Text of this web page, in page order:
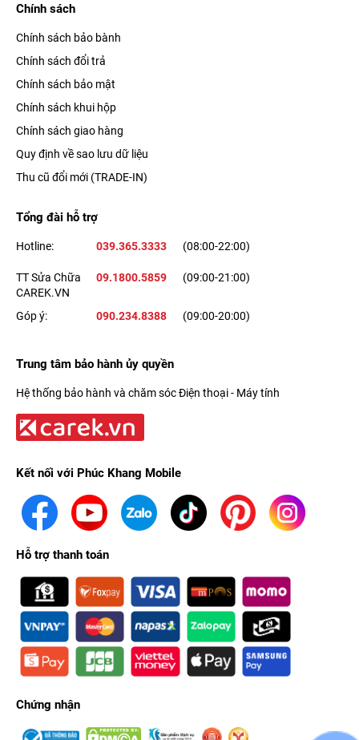
Chính sách
Chính sách bảo bành
Chính sách đổi trả
Chính sách bảo mật
Chính sách khui hộp
Chính sách giao hàng
Quy định về sao lưu dữ liệu
Thu cũ đổi mới (TRADE-IN)
Tổng đài hỗ trợ
Hotline: 039.365.3333 (08:00-22:00)
TT Sửa Chữa
CAREK.VN
09.1800.5859 (09:00-21:00)
Góp ý: 090.234.8388 (09:00-20:00)
Trung tâm bảo hành ủy quyền
Hệ thống bảo hành và chăm sóc Điện thoại - Máy tính
Kết nối với Phúc Khang Mobile
Hỗ trợ thanh toán
Chứng nhận